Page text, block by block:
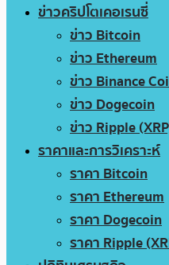
ข่าวคริปโตเคอเรนซี่
ข่าว Bitcoin
ข่าว Ethereum
ข่าว Binance
ข่าว Dogecoin
ข่าว Ripple
ราคาและการวิเคราะห์
ราคา Bitcoin
ราคา Ethereum
ราคา Dogecoin
ราคา Ripple